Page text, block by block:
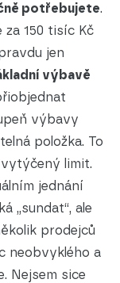
potřebujete.
150 tisíc Kč
jen
výbavě
výbavy
položka. To
vytýčený limit.
jednání
„sundat“, ale
prodejců
neobvyklého a
Nejsem sice